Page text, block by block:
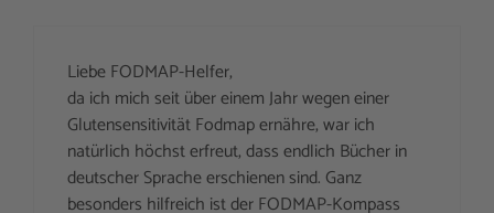
Liebe FODMAP-Helfer,
da ich mich seit über einem Jahr wegen einer
Glutensensitivität Fodmap ernähre, war ich
natürlich höchst erfreut, dass endlich Bücher in
deutscher Sprache erschienen sind. Ganz
besonders hilfreich ist der FODMAP-Kompass